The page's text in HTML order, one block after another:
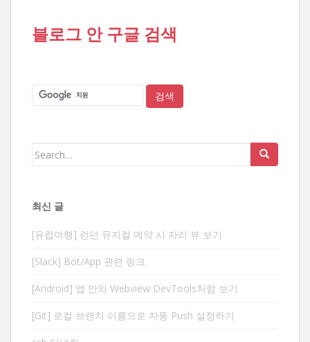
블로그 안 구글 검색
Search
최신 글
[유럽여행] 런던 뮤지컬 예약 시 자리 뷰 보기
[Slack] Bot/App 관련 링크
[Android] 앱 안의 Webview DevTools처럼 보기
[Git] 로컬 브랜치 이름으로 자동 Push 설정하기